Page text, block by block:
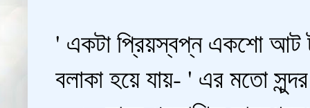
' একটা প্রিয়স্বপ্ন একশো আট
বলাকা হয়ে যায়- ' এর মতো